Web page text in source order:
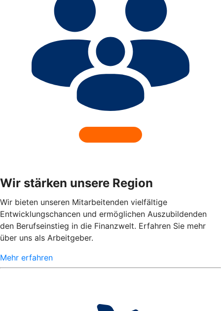
Wir stärken unsere Region
Wir bieten unseren Mitarbeitenden vielfältige
Entwicklungschancen und ermöglichen Auszubildenden
den Berufseinstieg in die Finanzwelt. Erfahren Sie mehr
über uns als Arbeitgeber.
Mehr erfahren